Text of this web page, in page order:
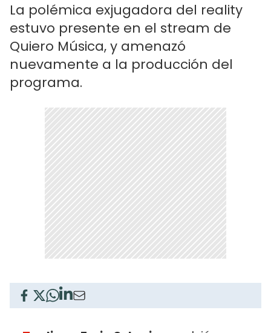
La polémica exjugadora del reality
estuvo presente en el stream de
Quiero Música, y amenazó
nuevamente a la producción del
programa.